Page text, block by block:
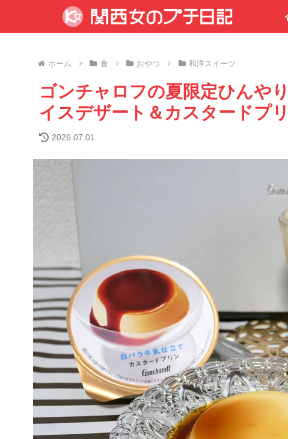
ホーム 食 おやつ 和洋スイーツ
ゴンチャロフの夏限定ひんや
イスデザート＆カスタードプ
2026.07.01